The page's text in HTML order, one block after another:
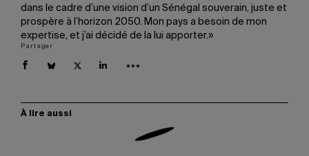
dans le cadre d’une vision d’un Sénégal souverain, juste et
prospère à l’horizon 2050. Mon pays a besoin de mon
expertise, et j’ai décidé de la lui apporter.»
Partager
À lire aussi